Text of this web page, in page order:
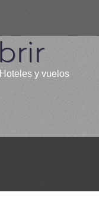
y vuelos